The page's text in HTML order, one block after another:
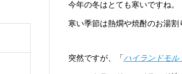
今年の冬はとても寒いですね。
寒い季節は熱燗や焼酎のお湯割
突然ですが、「 ハイランドモル